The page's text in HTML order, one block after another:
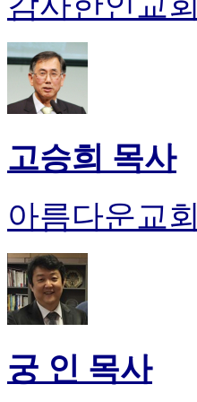
고승희 목사
아름다운교회
궁 인 목사